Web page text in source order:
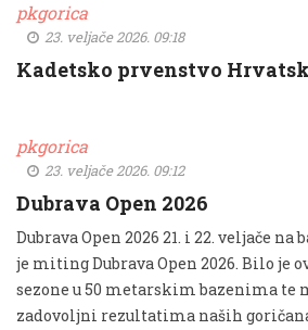
pkgorica
23. veljače 2026. 09:18
Kadetsko prvenstvo
pkgorica
23. veljače 2026. 09:12
Dubrava Open 2026
Dubrava Open 2026 21. i 22. veljače na
je miting Dubrava Open 2026. Bilo je
sezone u 50 metarskim bazenima te
zadovoljni rezultatima naših